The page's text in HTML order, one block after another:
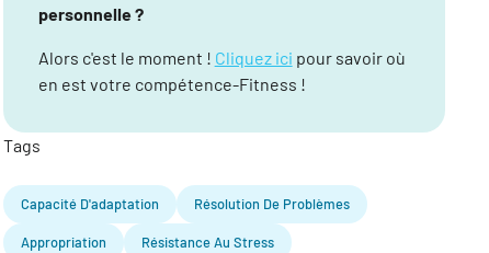
personnelle ?
Alors c'est le moment ! Cliquez ici pour savoir où
en est votre compétence-Fitness !
Tags
Capacité D'adaptation Résolution De Problèmes
Appropriation Résistance Au Stress